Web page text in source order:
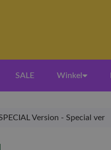
SALE Winkel
Version - Special ver